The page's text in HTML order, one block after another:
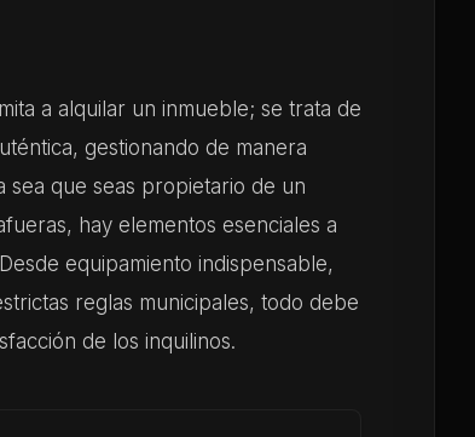
a alquilar un inmueble; se trata de
gestionando de manera
sea que seas propietario de un
hay elementos esenciales a
equipamiento indispensable,
reglas municipales, todo debe
de los inquilinos.